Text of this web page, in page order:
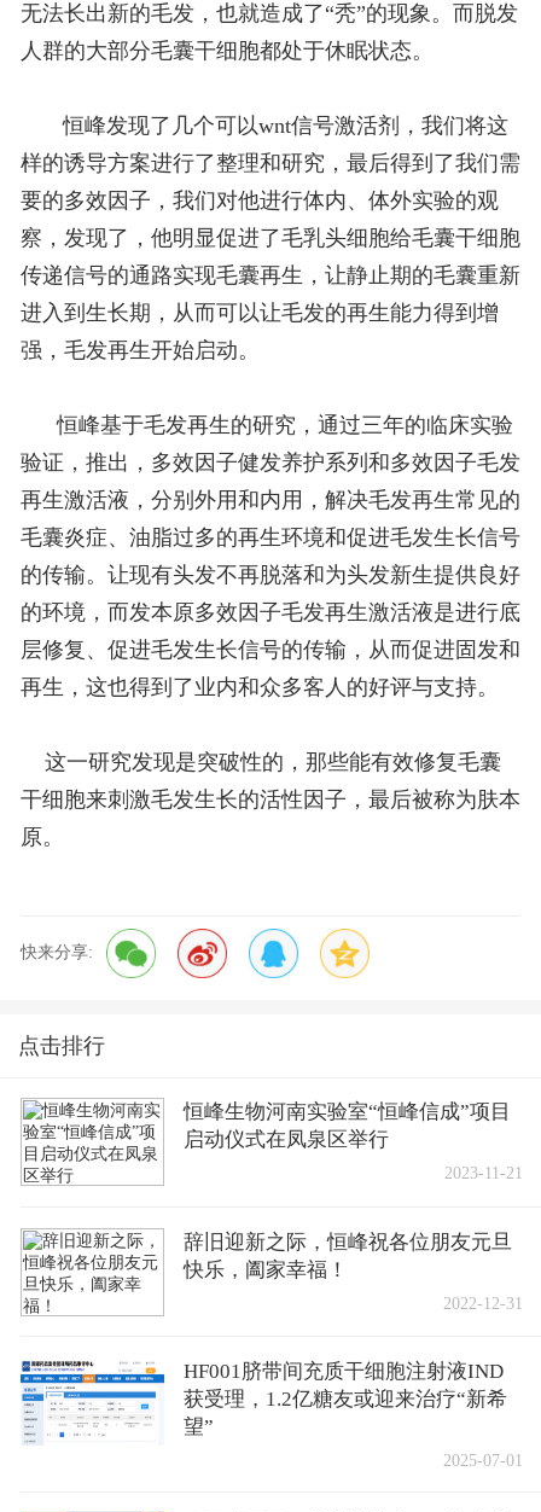
无法长出新的毛发，也就造成了“秃”的现象。而脱发
人群的大部分毛囊干细胞都处于休眠状态。
恒峰发现了几个可以wnt信号激活剂，我们将这
样的诱导方案进行了整理和研究，最后得到了我们需
要的多效因子，我们对他进行体内、体外实验的观
察，发现了，他明显促进了毛乳头细胞给毛囊干细胞
传递信号的通路实现毛囊再生，让静止期的毛囊重新
进入到生长期，从而可以让毛发的再生能力得到增
强，毛发再生开始启动。
恒峰基于毛发再生的研究，通过三年的临床实验
验证，推出，多效因子健发养护系列和多效因子毛发
再生激活液，分别外用和内用，解决毛发再生常见的
毛囊炎症、油脂过多的再生环境和促进毛发生长信号
的传输。让现有头发不再脱落和为头发新生提供良好
的环境，而发本原多效因子毛发再生激活液是进行底
层修复、促进毛发生长信号的传输，从而促进固发和
再生，这也得到了业内和众多客人的好评与支持。
这一研究发现是突破性的，那些能有效修复毛囊
干细胞来刺激毛发生长的活性因子，最后被称为肤本
原。
快来分享:
点击排行
恒峰生物河南实验室“恒峰信成”项目
启动仪式在凤泉区举行
2023-11-21
辞旧迎新之际，恒峰祝各位朋友元旦
快乐，阖家幸福！
2022-12-31
HF001脐带间充质干细胞注射液IND
获受理，1.2亿糖友或迎来治疗“新希
望”
2025-07-01